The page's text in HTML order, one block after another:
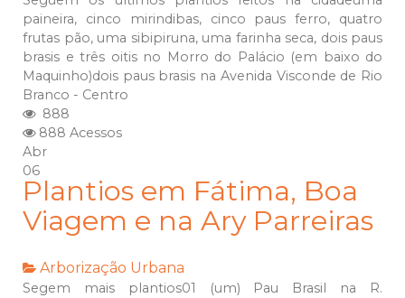
paineira, cinco mirindibas, cinco paus ferro, quatro
frutas pão, uma sibipiruna, uma farinha seca, dois paus
brasis e três oitis no Morro do Palácio (em baixo do
Maquinho)dois paus brasis na Avenida Visconde de Rio
Branco - Centro
888
888 Acessos
Abr
06
Plantios em Fátima, Boa
Viagem e na Ary Parreiras
Arborização Urbana
Segem mais plantios01 (um) Pau Brasil na R.